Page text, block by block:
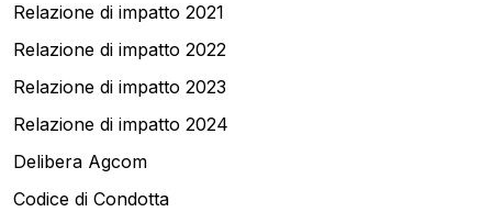
Relazione di impatto 2021
Relazione di impatto 2022
Relazione di impatto 2023
Relazione di impatto 2024
Delibera Agcom
Codice di Condotta